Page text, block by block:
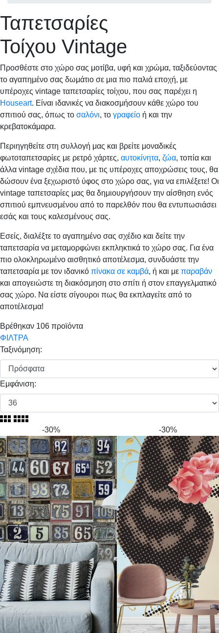
Ταπετσαρίες
Τοίχου Vintage
Προσθέστε στο χώρο σας μοτίβα, υφή και χρώμα, ταξιδεύοντας
το αγαπημένο σας δωμάτιο σε μια πιο παλιά εποχή, με
υπέροχες vintage ταπετσαρίες τοίχου, που σας παρέχει η
Houseart. Είναι ιδανικές να διακοσμήσουν κάθε χώρο του
σπιτιού σας, όπως το σαλόνι, το γραφείο ή και την
κρεβατοκάμαρα.
Περιηγηθείτε στη συλλογή μας και βρείτε μοναδικές
φωτοταπετσαρίες με ρετρό χάρτες, αυτοκίνητα, ζώα, τοπία και
άλλα vintage σχέδια που, με τις υπέροχες αποχρώσεις τους, θα
δώσουν ένα ξεχωριστό ύφος στο χώρο σας, για να επιλέξετε! Οι
vintage ταπετσαρίες μας θα δημιουργήσουν την αίσθηση ενός
σπιτιού εμπνευσμένου από το παρελθόν που θα εντυπωσιάσει
εσάς και τους καλεσμένους σας.
Εσείς, διαλέξτε το αγαπημένο σας σχέδιο και δείτε την
ταπετσαρία να μεταμορφώνει εκπληκτικά το χώρο σας. Για ένα
πιο ολοκληρωμένο αισθητικό αποτέλεσμα, συνδυάστε την
ταπετσαρία με τον ιδανικό πίνακα σε καμβά, ή και με παραβάν
και απογειώστε τη διακόσμηση στο σπίτι ή στον επαγγελματικό
σας χώρο. Να είστε σίγουροι πως θα εκπλαγείτε από το
αποτέλεσμα!
Βρέθηκαν 106 προϊόντα
ΦΙΛΤΡΑ
Ταξινόμηση:
Εμφάνιση:
-30% -30%